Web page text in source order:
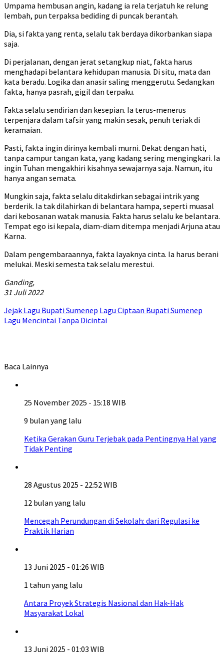
Umpama hembusan angin, kadang ia rela terjatuh ke relung
lembah, pun terpaksa bediding di puncak berantah.
Dia, si fakta yang renta, selalu tak berdaya dikorbankan siapa
saja.
Di perjalanan, dengan jerat setangkup niat, fakta harus
menghadapi belantara kehidupan manusia. Di situ, mata dan
kata beradu. Logika dan anasir saling menggerutu. Sedangkan
fakta, hanya pasrah, gigil dan terpaku.
Fakta selalu sendirian dan kesepian. Ia terus-menerus
terpenjara dalam tafsir yang makin sesak, penuh teriak di
keramaian.
Pasti, fakta ingin dirinya kembali murni. Dekat dengan hati,
tanpa campur tangan kata, yang kadang sering mengingkari. Ia
ingin Tuhan mengakhiri kisahnya sewajarnya saja. Namun, itu
hanya angan semata.
Mungkin saja, fakta selalu ditakdirkan sebagai intrik yang
berderik. Ia tak dilahirkan di belantara hampa, seperti muasal
dari kebosanan watak manusia. Fakta harus selalu ke belantara.
Tempat ego isi kepala, diam-diam ditempa menjadi Arjuna atau
Karna.
Dalam pengembaraannya, fakta layaknya cinta. Ia harus berani
melukai. Meski semesta tak selalu merestui.
Ganding,
31 Juli 2022
Jejak Lagu Bupati Sumenep Lagu Ciptaan Bupati Sumenep
Lagu Mencintai Tanpa Dicintai
Baca Lainnya
25 November 2025 - 15:18 WIB
9 bulan yang lalu
Ketika Gerakan Guru Terjebak pada Pentingnya Hal yang
Tidak Penting
28 Agustus 2025 - 22:52 WIB
12 bulan yang lalu
Mencegah Perundungan di Sekolah: dari Regulasi ke
Praktik Harian
13 Juni 2025 - 01:26 WIB
1 tahun yang lalu
Antara Proyek Strategis Nasional dan Hak-Hak
Masyarakat Lokal
13 Juni 2025 - 01:03 WIB